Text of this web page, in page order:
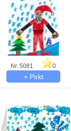
Nr. 5081 0